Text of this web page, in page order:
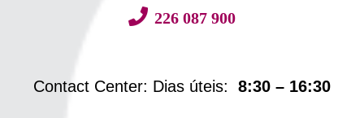
226 087 900
Contact Center: Dias úteis: 8:30 – 16:30